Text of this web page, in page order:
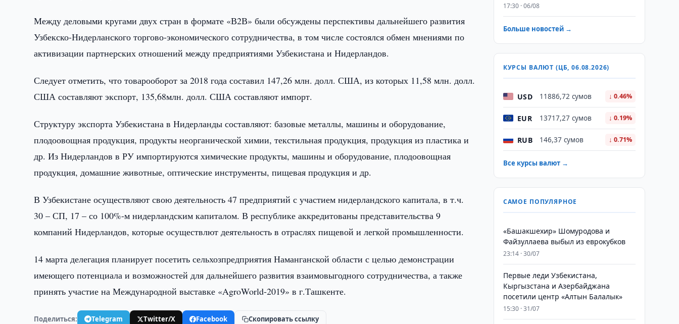
Между деловыми кругами двух стран в формате «В2В» были обсуждены перспективы дальнейшего развития
Узбекско-Нидерланского торгово-экономического сотрудничества, в том числе состоялся обмен мнениями по
активизации партнерских отношений между предприятиями Узбекистана и Нидерландов.
Следует отметить, что товарооборот за 2018 года составил 147,26 млн. долл. США, из которых 11,58 млн. долл.
США составляют экспорт, 135,68млн. долл. США составляют импорт.
Структуру экспорта Узбекистана в Нидерланды составляют: базовые металлы, машины и оборудование,
плодоовощная продукция, продукты неорганической химии, текстильная продукция, продукция из пластика и
др. Из Нидерландов в РУ импортируются химические продукты, машины и оборудование, плодоовощная
продукция, домашние животные, оптические инструменты, пищевая продукция и др.
В Узбекистане осуществляют свою деятельность 47 предприятий с участием нидерландского капитала, в т.ч.
30 – СП, 17 – со 100%-м нидерландским капиталом. В республике аккредитованы представительства 9
компаний Нидерландов, которые осуществлют деятельность в отраслях пищевой и легкой промышленности.
14 марта делегация планирует посетить сельхозпредприятия Наманганской области с целью демонстрации
имеющего потенциала и возможностей для дальнейшего развития взаимовыгодного сотрудничества, а также
принять участие на Международной выставке «AgroWorld-2019» в г.Ташкенте.
Поделиться: Telegram Twitter/X Facebook Скопировать ссылку
17:30 · 06/08
Больше новостей →
КУРСЫ ВАЛЮТ (ЦБ, 06.08.2026)
USD 11886,72 сумов ↓ 0.46%
EUR 13717,27 сумов ↓ 0.19%
RUB 146,37 сумов ↓ 0.71%
Все курсы валют →
САМОЕ ПОПУЛЯРНОЕ
«Башакшехир» Шомуродова и
Файзуллаева выбыл из еврокубков
23:14 · 30/07
Первые леди Узбекистана,
Кыргызстана и Азербайджана
посетили центр «Алтын Балалык»
15:30 · 31/07